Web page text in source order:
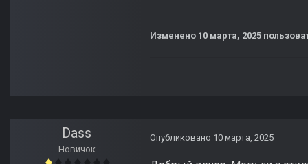
Изменено 10 марта, 2025
Dass
Новичок
Опубликовано 10 марта, 2025